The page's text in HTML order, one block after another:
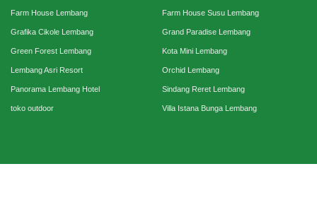
Farm House Lembang Farm House Susu Lembang
Grafika Cikole Lembang Grand Paradise Lembang
Green Forest Lembang Kota Mini Lembang
Lembang Asri Resort Orchid Lembang
Panorama Lembang Hotel Sindang Reret Lembang
toko outdoor Villa Istana Bunga Lembang